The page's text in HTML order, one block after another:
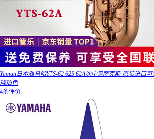
Yaman日本雅马哈YTS-62 62S 62A次中音萨克斯 原装进口
琥珀色
4条评价